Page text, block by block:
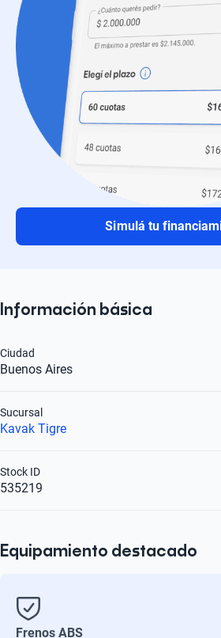
Simulá tu
Información básica
Buenos Aires
Ciudad
Kavak Tigre
Sucursal
535219
Stock ID
Equipamiento destacado
Frenos ABS